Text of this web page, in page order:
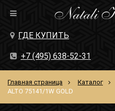
+7 (495) 638-52-31
ГДЕ КУПИТЬ
Главная страница Каталог
ALTO 75141/1W GOLD